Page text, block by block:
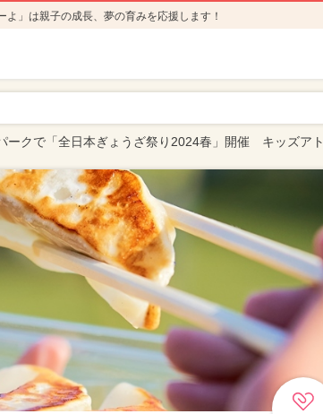
」は親子の成長、夢の育みを応援します！
ークで「全日本ぎょうざ祭り2024春」開催 キッズア